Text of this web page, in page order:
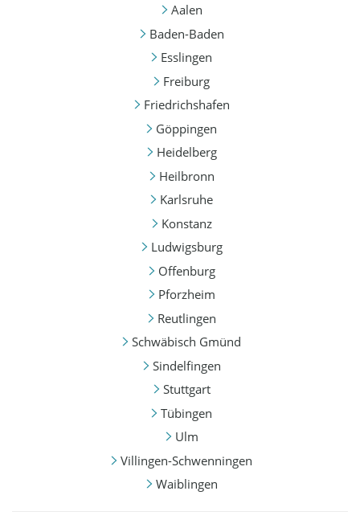
Aalen
Baden-Baden
Esslingen
Freiburg
Friedrichshafen
Göppingen
Heidelberg
Heilbronn
Karlsruhe
Konstanz
Ludwigsburg
Offenburg
Pforzheim
Reutlingen
Schwäbisch Gmünd
Sindelfingen
Stuttgart
Tübingen
Ulm
Villingen-Schwenningen
Waiblingen